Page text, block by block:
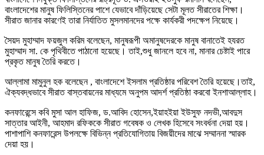
বাংলাদেশের মানুষ ফিলিস্তিনের পাশে যেভাবে দাঁড়িয়েছে সেটা মূলত সীরাতের শিক্ষা।
সীরাত জানার কারণেই তারা নির্যাতিত মুসলমানদের পক্ষে কার্যকরী পদক্ষেপ নিয়েছে।
সৈয়দ মুহাম্মাদ ফয়জুল করিম বলেছেন, মানুষরূপী অমানুষদেরকে মানুষ বানাতেই হযরত
মুহাম্মাদ সা. কে পৃথিবীতে পাঠানো হয়েছে। তাই,শুধু জানলে হবে না, মানার চেষ্টাই পারে
প্রকৃত মানুষ তৈরি করতে।
আল্লামা মামুনুল হক বলেছেন , বাংলাদেশে ইসলাম প্রতিষ্ঠার পরিবেশ তৈরি হয়েছে।তাই,
ঐক্যবদ্ধভাবে সীরাত বাস্তবায়নের মাধ্যমে অনুপম আদর্শ প্রতিষ্ঠা করবো ইনশাআল্লাহ।
কনফারেন্সে কবি মুসা আল হাফিজ, ড.আবিদ হোসেন,ইয়াহইয়া ইউসুফ নদভী,আবদুস
সাত্তার আইনী, আহমাদ রফিককে সীরাত গবেষক ও লেখক হিসেবে সংবর্ধনা দেয়া হয়।
পাশাপাশি কনফারেন্স উপলক্ষে বিভিন্ন প্রতিযোগিতায় বিজয়ীদের মাঝে সম্মাননা স্মারক
দেয়া হয়।